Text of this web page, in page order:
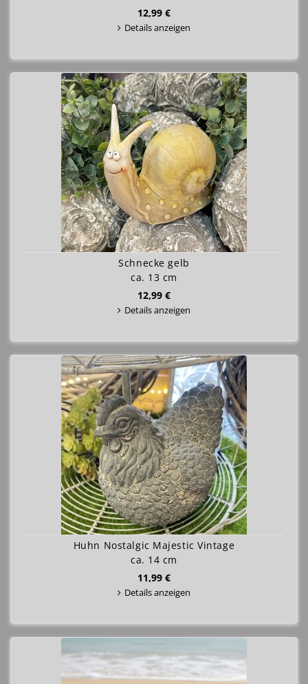
12,99 €
Details anzeigen
Schnecke gelb
ca. 13 cm
12,99 €
Details anzeigen
Huhn Nostalgic Majestic Vintage
ca. 14 cm
11,99 €
Details anzeigen